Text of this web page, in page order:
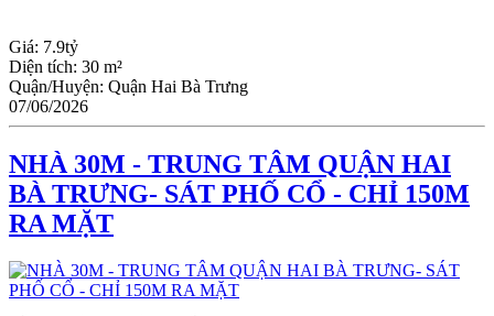
Giá: 7.9tỷ
Diện tích: 30 m²
Quận/Huyện: Quận Hai Bà Trưng
07/06/2026
NHÀ 30M - TRUNG TÂM QUẬN HAI
BÀ TRƯNG- SÁT PHỐ CỔ - CHỈ 150M
RA MẶT